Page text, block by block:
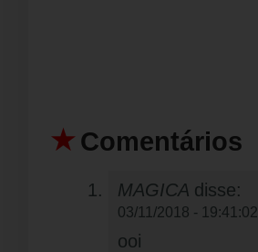
Comentários
MAGICA disse:
03/11/2018 - 19:41:02
ooi